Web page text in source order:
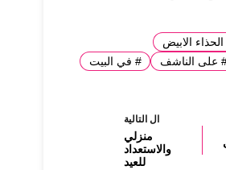
الابيض
على الناشف # في البيت
ال التالية
منزلي
والاستعداد
للعيد